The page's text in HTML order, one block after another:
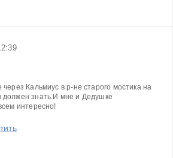
Кальмиус в р-не старого мостика на
знать.И мне и Дедушке
интересно!